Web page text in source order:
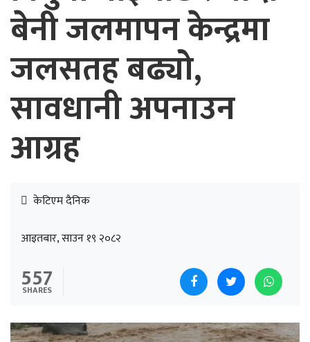
बेनी जलमापन केन्द्रमा
जलसतह बढ्यो,
सावधानी अपनाउन
आग्रह
केटिएम दैनिक
आइतबार, साउन १९ २०८२
557
SHARES